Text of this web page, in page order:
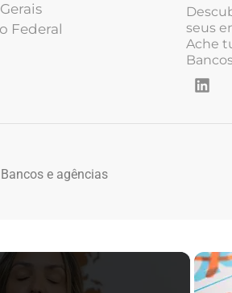
Federal
seus
Ache
e agências